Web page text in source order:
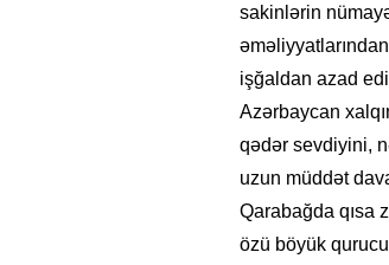
sakinlərin
işğaldan azad
Azərbaycan
qədər sevdiyini,
uzun müddət
Qarabağda qısa
özü böyük